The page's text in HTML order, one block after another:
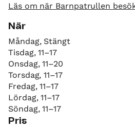
Läs om när Barnpatrullen
När
Måndag, Stängt
Tisdag, 11–17
Onsdag, 11–20
Torsdag, 11–17
Fredag, 11–17
Lördag, 11–17
Söndag, 11–17
Pris